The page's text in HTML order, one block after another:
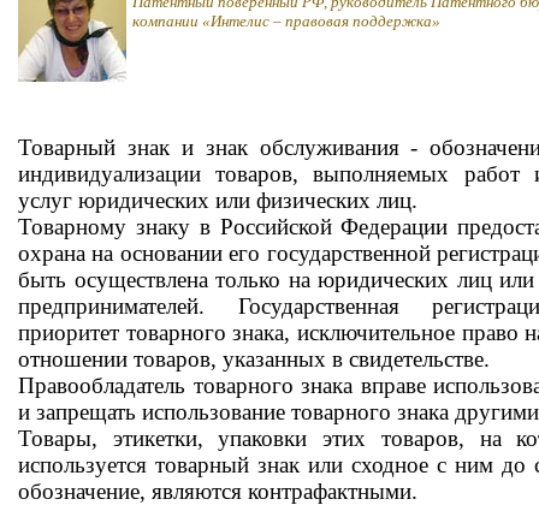
компании «Интелис – правовая поддержка»
Товарный знак и знак обслуживания -
индивидуализации товаров, выполняемых работ
услуг юридических или физических лиц.
Товарному знаку в Российской Федерации
охрана на основании его государственной
быть осуществлена только на юридических лиц
предпринимателей. Государственная
приоритет товарного знака, исключительное право
отношении товаров, указанных в свидетельстве.
Правообладатель товарного знака вправе
и запрещать использование товарного знака
Товары, этикетки, упаковки этих товаров, на
используется товарный знак или сходное с ним до
обозначение, являются контрафактными.